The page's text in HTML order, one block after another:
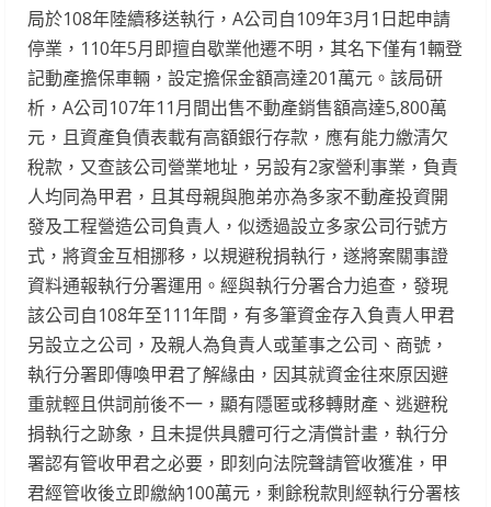
局於108年陸續移送執行，A公司自109年3月1日起申請
停業，110年5月即擅自歇業他遷不明，其名下僅有1輛登
記動產擔保車輛，設定擔保金額高達201萬元。該局研
析，A公司107年11月間出售不動產銷售額高達5,800萬
元，且資產負債表載有高額銀行存款，應有能力繳清欠
稅款，又查該公司營業地址，另設有2家營利事業，負責
人均同為甲君，且其母親與胞弟亦為多家不動產投資開
發及工程營造公司負責人，似透過設立多家公司行號方
式，將資金互相挪移，以規避稅捐執行，遂將案關事證
資料通報執行分署運用。經與執行分署合力追查，發現
該公司自108年至111年間，有多筆資金存入負責人甲君
另設立之公司，及親人為負責人或董事之公司、商號，
執行分署即傳喚甲君了解緣由，因其就資金往來原因避
重就輕且供詞前後不一，顯有隱匿或移轉財產、逃避稅
捐執行之跡象，且未提供具體可行之清償計畫，執行分
署認有管收甲君之必要，即刻向法院聲請管收獲准，甲
君經管收後立即繳納100萬元，剩餘稅款則經執行分署核